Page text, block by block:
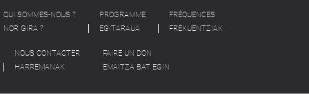
QUI SOMMES-NOUS ?
NOR GIRA ?
PROGRAMME
EGITARAUA
FRÉQUENCES
FREKUENTZIAK
NOUS CONTACTER
HARREMANAK
FAIRE UN DON
EMAITZA BAT EGIN